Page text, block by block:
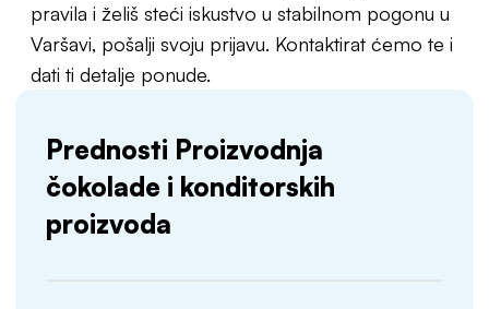
pravila i želiš steći iskustvo u stabilnom pogonu u
Varšavi, pošalji svoju prijavu. Kontaktirat ćemo te i
dati ti detalje ponude.
Prednosti Proizvodnja
čokolade i konditorskih
proizvoda